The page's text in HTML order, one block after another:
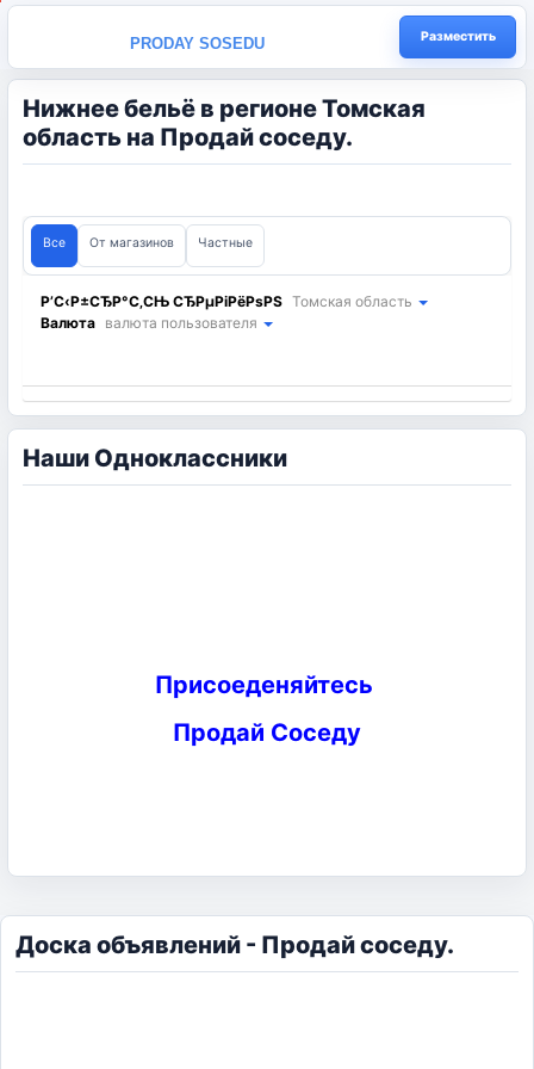
PRODAY SOSEDU Разместить
Нижнее бельё в регионе Томская
область на Продай соседу.
Все От магазинов Частные
Р’С‹Р±СЂР°С‚СЊ СЂРµРіРёРѕРЅ Томская область
Валюта валюта пользователя
Наши Одноклассники
Присоеденяйтесь
Продай Соседу
Доска объявлений - Продай соседу.